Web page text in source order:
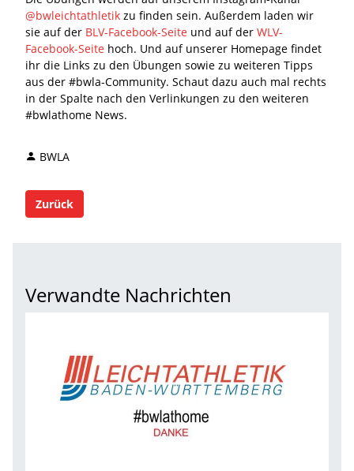
@bwleichtathletik zu finden sein. Außerdem laden wir
sie auf der BLV-Facebook-Seite und auf der WLV-
Facebook-Seite hoch. Und auf unserer Homepage findet
ihr die Links zu den Übungen sowie zu weiteren Tipps
aus der #bwla-Community. Schaut dazu auch mal rechts
in der Spalte nach den Verlinkungen zu den weiteren
#bwlathome News.
BWLA
Zurück
Verwandte Nachrichten